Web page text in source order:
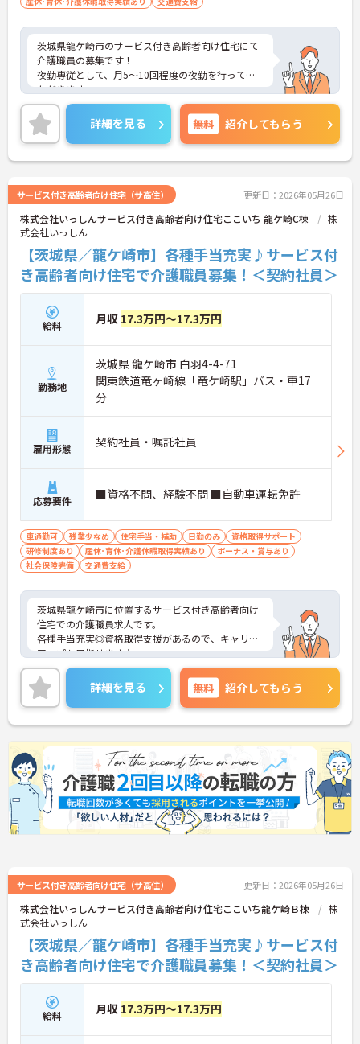
茨城県龍ケ崎市のサービス付き高齢者向け住宅にて
介護職員の募集です！
夜勤専従として、月5～10回程度の夜勤を行ってい
ただきます。
資格取得支援有り◎未経験から入社し活躍されてい
る方も多数おり、キャリアアップも目指せます。
ご興味のある方には、面接対策ポイントなどさらに
詳細をお話いたしますので、お気軽にご相談くださ
い。
詳細を見る 無料 紹介してもらう
サービス付き高齢者向け住宅（サ高住） 更新日：2026年05月26日
株式会社いっしんサービス付き高齢者向け住宅ここいち 龍ケ崎C棟
株
式会社いっしん
【茨城県／龍ケ崎市】各種手当充実♪サービス付
き高齢者向け住宅で介護職員募集！＜契約社員＞
給料 月収 17.3万円～17.3万円
勤務地
茨城県 龍ケ崎市 白羽4-4-71
関東鉄道竜ヶ崎線「竜ケ崎駅」バス・車17
分
雇用形態 契約社員・嘱託社員
応募要件 ■資格不問、経験不問 ■自動車運転免許
車通勤可 残業少なめ 住宅手当・補助 日勤のみ
資格取得サポート
研修制度あり
産休･育休･介護休暇取得実績あり
ボーナス・賞与あり
社会保険完備
交通費支給
茨城県龍ケ崎市に位置するサービス付き高齢者向け
住宅での介護職員求人です。
各種手当充実◎資格取得支援があるので、キャリア
アップも目指せます♪
ご興味のある方には、面接対策ポイント等、さらに
詳細をお話ししますのでお気軽にご相談ください！
詳細を見る 無料 紹介してもらう
サービス付き高齢者向け住宅（サ高住） 更新日：2026年05月26日
株式会社いっしんサービス付き高齢者向け住宅ここいち龍ケ崎Ｂ棟
株
式会社いっしん
【茨城県／龍ケ崎市】各種手当充実♪サービス付
き高齢者向け住宅で介護職員募集！＜契約社員＞
給料 月収 17.3万円～17.3万円